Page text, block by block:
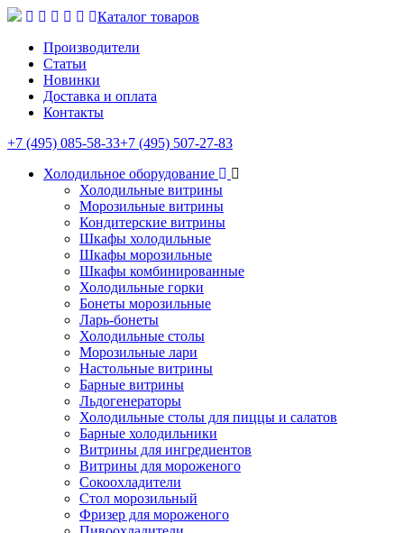
Каталог товаров
Производители
Статьи
Новинки
Доставка и оплата
Контакты
+7 (495) 085-58-33+7 (495) 507-27-83
Холодильное оборудование
Холодильные витрины
Морозильные витрины
Кондитерские витрины
Шкафы холодильные
Шкафы морозильные
Шкафы комбинированные
Холодильные горки
Бонеты морозильные
Ларь-бонеты
Холодильные столы
Морозильные лари
Настольные витрины
Барные витрины
Льдогенераторы
Холодильные столы для пиццы и салатов
Барные холодильники
Витрины для ингредиентов
Витрины для мороженого
Сокоохладители
Стол морозильный
Фризер для мороженого